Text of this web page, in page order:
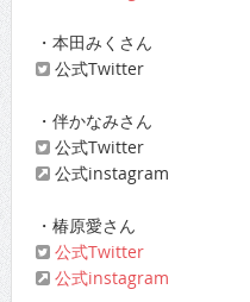
・本田みくさん
公式Twitter
・伴かなみさん
公式Twitter
公式instagram
・椿原愛さん
公式Twitter
公式instagram